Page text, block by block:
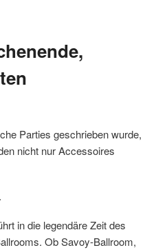
Parties geschrieben wurde,
nicht nur Accessoires
in die legendäre Zeit des
Ob Savoy-Ballroom,